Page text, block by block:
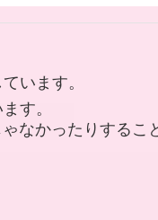
います。
す。
なかったりするこ